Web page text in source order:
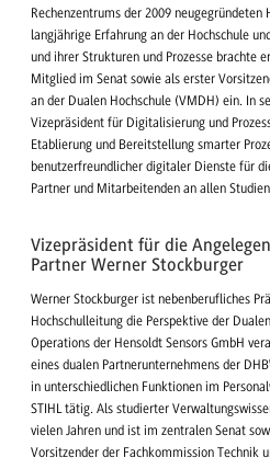
Rechenzentrums der 2009
langjährige Erfahrung an der Hochschule
und ihrer Strukturen und Prozesse brachte
Mitglied im Senat sowie als erster
an der Dualen Hochschule (VMDH) ein. In
Vizepräsident für Digitalisierung und
Etablierung und Bereitstellung smarter
benutzerfreundlicher digitaler Dienste für
Partner und Mitarbeitenden an allen
Vizepräsident für die
Partner Werner Stockburger
Werner Stockburger ist nebenberufliches
Hochschulleitung die Perspektive der
Operations der Hensoldt Sensors GmbH
eines dualen Partnerunternehmens der
in unterschiedlichen Funktionen im
STIHL tätig. Als studierter
vielen Jahren und ist im zentralen Senat
Vorsitzender der Fachkommission Technik